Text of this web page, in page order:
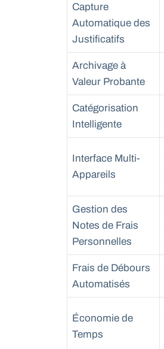
Capture
Automatique des
Justificatifs
Archivage à
Valeur Probante
Catégorisation
Intelligente
Interface Multi-
Appareils
Gestion des
Notes de Frais
Personnelles
Frais de Débours
Automatisés
Économie de
Temps